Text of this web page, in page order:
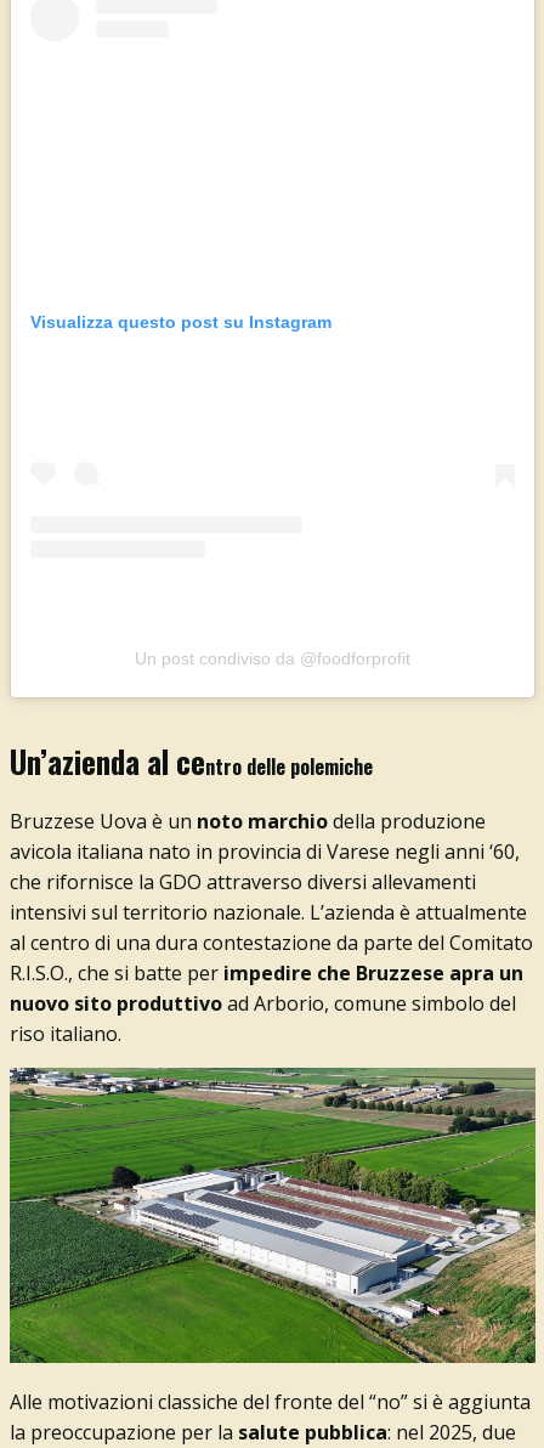
Visualizza questo post su Instagram
Un post condiviso da @foodforprofit
Un’azienda al centro delle polemiche
Bruzzese Uova è un noto marchiodella produzione
avicola italiana nato in provincia di Varese negli anni ‘60,
che rifornisce la GDO attraverso diversi allevamenti
intensivi sul territorio nazionale. L’azienda è attualmente
al centro di una dura contestazione da parte del Comitato
R.I.S.O., che si batte per impedire che Bruzzese apra un
nuovo sito produttivoad Arborio, comune simbolo del
riso italiano.
Alle motivazioni classiche del fronte del “no” si è aggiunta
la preoccupazione per la salute pubblica: nel 2025, due